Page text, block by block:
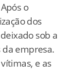
o
dos
sob a
empresa.
e as